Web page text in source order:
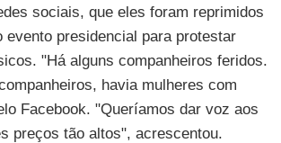
sociais, que eles foram reprimidos
presidencial para protestar
"Há alguns companheiros feridos.
havia mulheres com
Facebook. "Queríamos dar voz aos
preços tão altos", acrescentou.